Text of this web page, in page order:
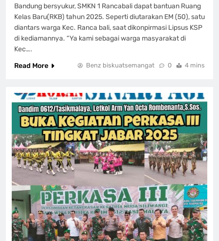
Bandung bersyukur, SMKN 1 Rancabali dapat bantuan Ruang
Kelas Baru(RKB) tahun 2025. Seperti diutarakan EM (50), satu
diantars warga Kec. Ranca bali, saat dikonpirmasi Lipsus KSP
di kediamannya. “Ya kami sebagai warga masyarakat di
Kec….
Read More
Benz biskuatsemangat 0 4 mins